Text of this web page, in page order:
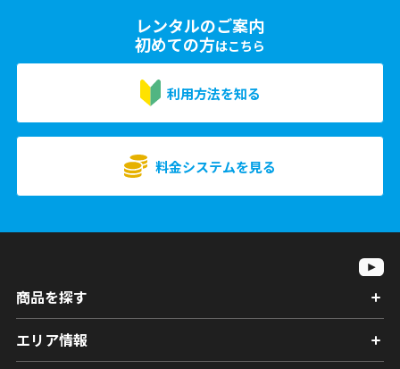
レンタルのご案内
初めての方はこちら
利用方法を知る
料金システムを見る
商品を探す
エリア情報